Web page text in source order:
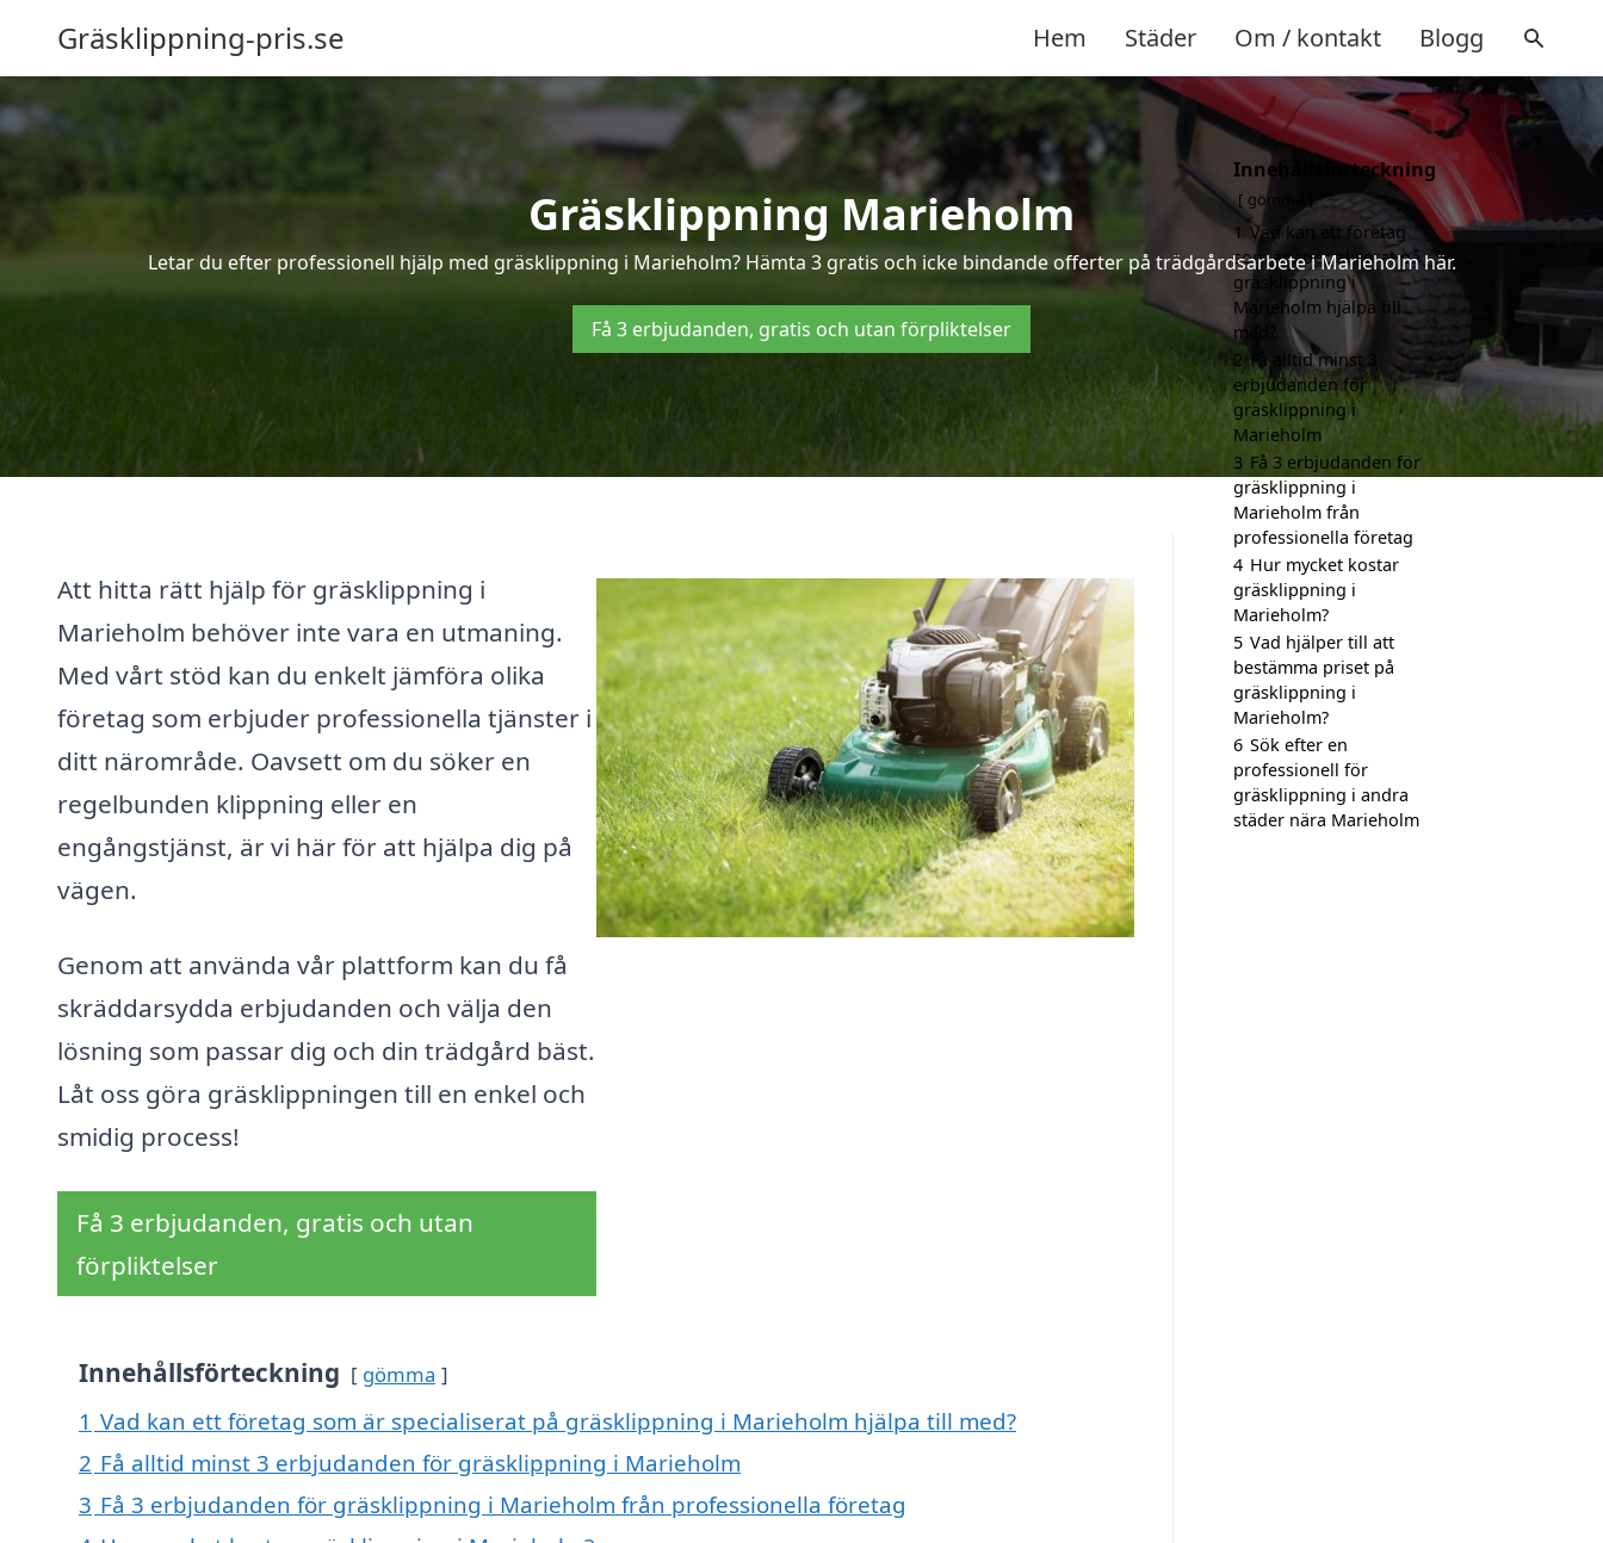
Gräsklippning-pris.se Hem Städer Om / kontakt Blogg
Gräsklippning Marieholm
Letar du efter professionell hjälp med gräsklippning i Marieholm? Hämta 3 gratis och icke bindande offerter på trädgårdsarbete i Marieholm här.
Få 3 erbjudanden, gratis och utan förpliktelser
Att hitta rätt hjälp för gräsklippning i
Marieholm behöver inte vara en utmaning.
Med vårt stöd kan du enkelt jämföra olika
företag som erbjuder professionella tjänster i
ditt närområde. Oavsett om du söker en
regelbunden klippning eller en
engångstjänst, är vi här för att hjälpa dig på
vägen.
Genom att använda vår plattform kan du få
skräddarsydda erbjudanden och välja den
lösning som passar dig och din trädgård bäst.
Låt oss göra gräsklippningen till en enkel och
smidig process!
Få 3 erbjudanden, gratis och utan
förpliktelser
Innehållsförteckning gömma
1 Vad kan ett företag som är specialiserat på gräsklippning i Marieholm hjälpa till med?
2 Få alltid minst 3 erbjudanden för gräsklippning i Marieholm
3 Få 3 erbjudanden för gräsklippning i Marieholm från professionella företag
Innehållsförteckning
gömma
1 Vad kan ett företag
som är specialiserat på
gräsklippning i
Marieholm hjälpa till
med?
2 Få alltid minst 3
erbjudanden för
gräsklippning i
Marieholm
3 Få 3 erbjudanden för
gräsklippning i
Marieholm från
professionella företag
4 Hur mycket kostar
gräsklippning i
Marieholm?
5 Vad hjälper till att
bestämma priset på
gräsklippning i
Marieholm?
6 Sök efter en
professionell för
gräsklippning i andra
städer nära Marieholm